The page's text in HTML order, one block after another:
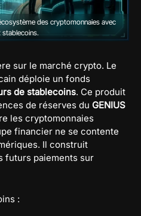
des cryptomonnaies avec
stablecoins.
sur le marché crypto. Le
déploie un fonds
de stablecoins. Ce produit
de réserves du GENIUS
les cryptomonnaies
financier ne se contente
Il construit
futurs paiements sur
: